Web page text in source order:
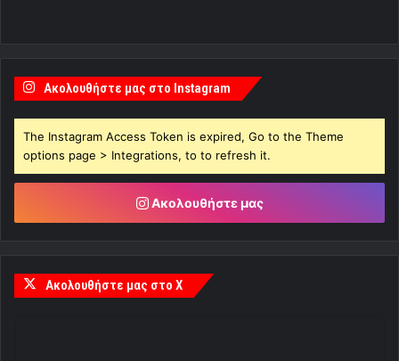
Ακολουθήστε μας στο Instagram
The Instagram Access Token is expired, Go to the Theme
options page > Integrations, to to refresh it.
Ακολουθήστε μας
Ακολουθήστε μας στο X